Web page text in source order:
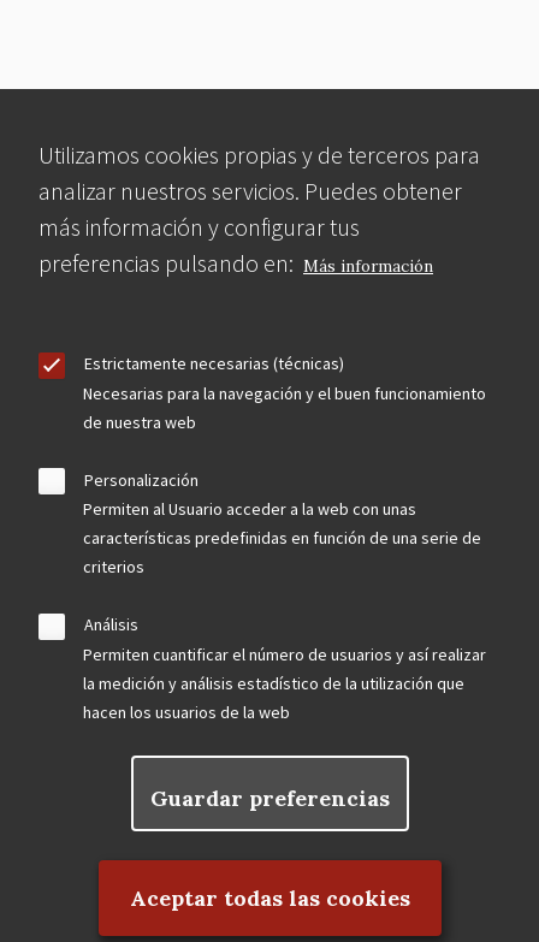
Utilizamos cookies propias y de terceros para
analizar nuestros servicios. Puedes obtener
más información y configurar tus
preferencias pulsando en: Más información
Estrictamente necesarias (técnicas)
Necesarias para la navegación y el buen funcionamiento
de nuestra web
Personalización
Permiten al Usuario acceder a la web con unas
características predefinidas en función de una serie de
criterios
Análisis
Permiten cuantificar el número de usuarios y así realizar
la medición y análisis estadístico de la utilización que
hacen los usuarios de la web
Guardar preferencias
Aceptar todas las cookies